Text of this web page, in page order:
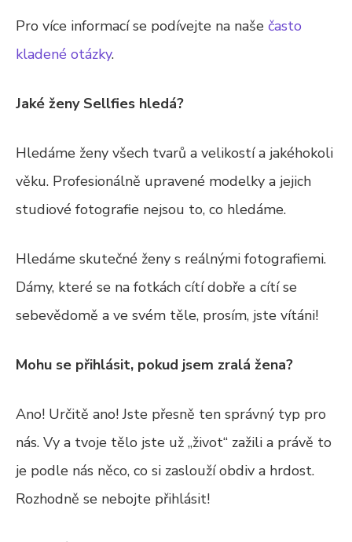
Pro více informací se podívejte na naše často
kladené otázky.
Jaké ženy Sellfies hledá?
Hledáme ženy všech tvarů a velikostí a jakéhokoli
věku. Profesionálně upravené modelky a jejich
studiové fotografie nejsou to, co hledáme.
Hledáme skutečné ženy s reálnými fotografiemi.
Dámy, které se na fotkách cítí dobře a cítí se
sebevědomě a ve svém těle, prosím, jste vítáni!
Mohu se přihlásit, pokud jsem zralá žena?
Ano! Určitě ano! Jste přesně ten správný typ pro
nás. Vy a tvoje tělo jste už „život“ zažili a právě to
je podle nás něco, co si zaslouží obdiv a hrdost.
Rozhodně se nebojte přihlásit!